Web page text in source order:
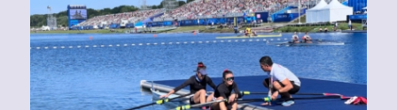
agrandie